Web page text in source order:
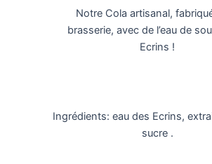
Notre Cola artisanal,
brasserie, avec de l’eau de
Ecrins !
Ingrédients: eau des Ecrins,
sucre .